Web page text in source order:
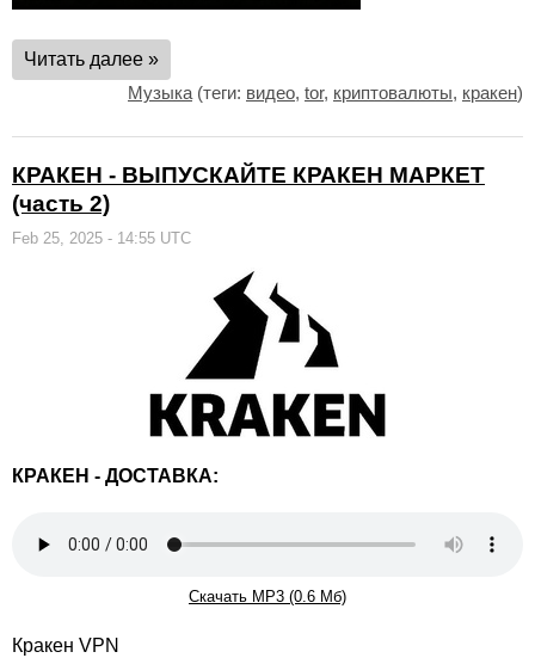
Читать далее »
Музыка (теги: видео, tor, криптовалюты, кракен)
КРАКЕН - ВЫПУСКАЙТЕ КРАКЕН МАРКЕТ
(часть 2)
Feb 25, 2025 - 14:55 UTC
КРАКЕН - ДОСТАВКА:
Скачать MP3 (0.6 Мб)
Кракен VPN